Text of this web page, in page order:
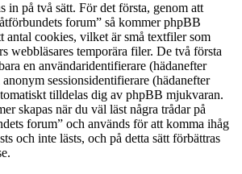
in på två sätt. För det första, genom att
forum” så kommer phpBB
antal cookies, vilket är små textfiler som
webbläsares temporära filer. De två första
en användaridentifierare (hädanefter
sessionsidentifierare (hädanefter
tilldelas dig av phpBB mjukvaran.
skapas när du väl läst några trådar på
forum” och används för att komma ihåg
och inte lästs, och på detta sätt förbättras